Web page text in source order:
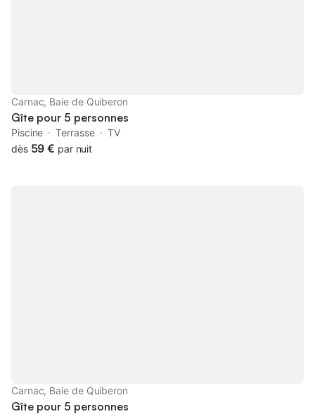
Carnac, Baie de Quiberon
Gîte pour 5 personnes
Piscine Terrasse
TV
dès 59 € par nuit
Carnac, Baie de Quiberon
Gîte pour 5 personnes